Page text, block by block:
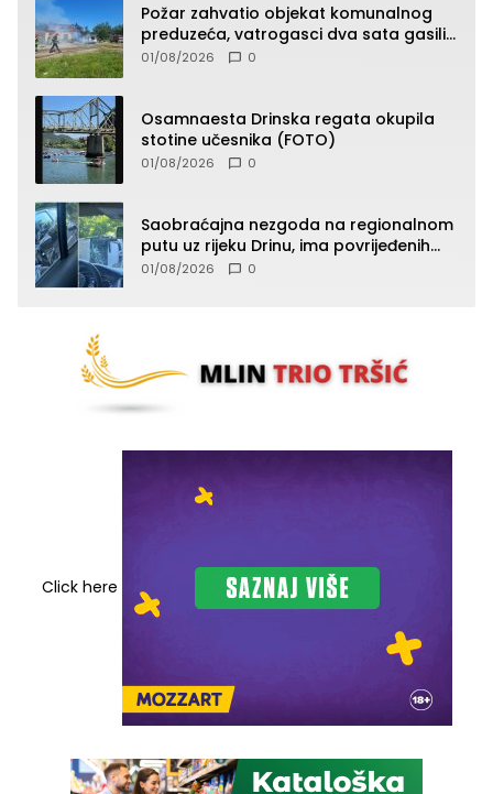
Požar zahvatio objekat komunalnog
preduzeća, vatrogasci dva sata gasili
vatru (FOTO)
01/08/2026 0
Osamnaesta Drinska regata okupila
stotine učesnika (FOTO)
01/08/2026 0
Saobraćajna nezgoda na regionalnom
putu uz rijeku Drinu, ima povrijeđenih
lica (FOTO)
01/08/2026 0
Click here